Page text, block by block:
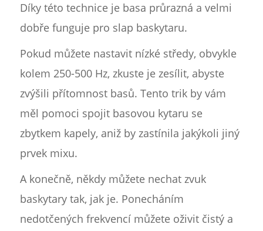
Díky této technice je basa průrazná a velmi
dobře funguje pro slap baskytaru.
Pokud můžete nastavit nízké středy, obvykle
kolem 250-500 Hz, zkuste je zesílit, abyste
zvýšili přítomnost basů. Tento trik by vám
měl pomoci spojit basovou kytaru se
zbytkem kapely, aniž by zastínila jakýkoli jiný
prvek mixu.
A konečně, někdy můžete nechat zvuk
baskytary tak, jak je. Ponecháním
nedotčených frekvencí můžete oživit čistý a